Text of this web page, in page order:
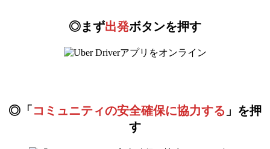
◎まず出発ボタンを押す
◎「 コミュニティの安全確保に協力する 」を押
す